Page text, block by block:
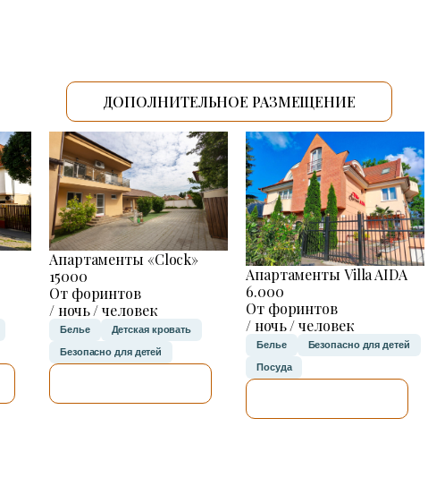
ДОПОЛНИТЕЛЬНОЕ РАЗМЕЩЕНИЕ
Апартаменты «Clock»
15000
От форинтов
/ ночь / человек
Белье Детская кровать
Безопасно для детей
Апартаменты Villa AIDA
6.000
От форинтов
/ ночь / человек
Белье Безопасно для детей
Посуда